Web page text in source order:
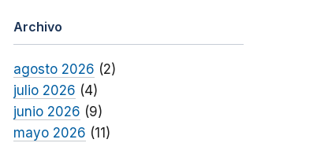
Archivo
agosto 2026 (2)
julio 2026 (4)
junio 2026 (9)
mayo 2026 (11)